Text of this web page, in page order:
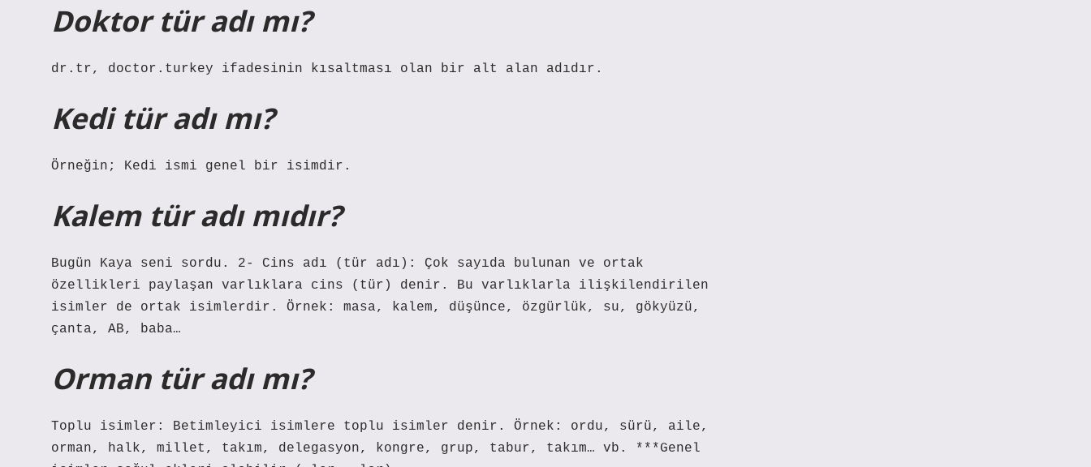
Doktor tür adı mı?
dr.tr, doctor.turkey ifadesinin kısaltması olan bir alt alan adıdır.
Kedi tür adı mı?
Örneğin; Kedi ismi genel bir isimdir.
Kalem tür adı mıdır?
Bugün Kaya seni sordu. 2- Cins adı (tür adı): Çok sayıda bulunan ve ortak
özellikleri paylaşan varlıklara cins (tür) denir. Bu varlıklarla ilişkilendirilen
isimler de ortak isimlerdir. Örnek: masa, kalem, düşünce, özgürlük, su, gökyüzü,
çanta, AB, baba…
Orman tür adı mı?
Toplu isimler: Betimleyici isimlere toplu isimler denir. Örnek: ordu, sürü, aile,
orman, halk, millet, takım, delegasyon, kongre, grup, tabur, takım… vb. ***Genel